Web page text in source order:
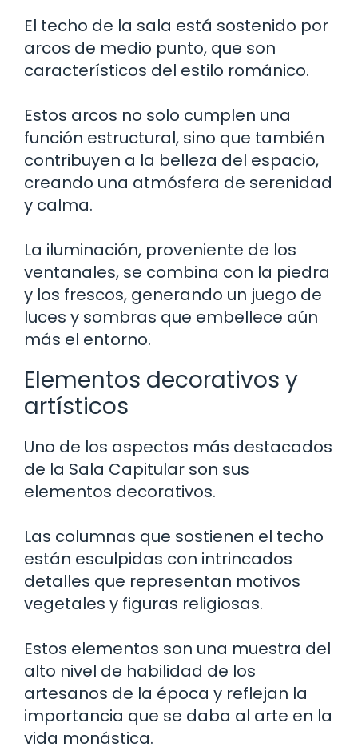
El techo de la sala está sostenido por
arcos de medio punto, que son
característicos del estilo románico.
Estos arcos no solo cumplen una
función estructural, sino que también
contribuyen a la belleza del espacio,
creando una atmósfera de serenidad
y calma.
La iluminación, proveniente de los
ventanales, se combina con la piedra
y los frescos, generando un juego de
luces y sombras que embellece aún
más el entorno.
Elementos decorativos y
artísticos
Uno de los aspectos más destacados
de la Sala Capitular son sus
elementos decorativos.
Las columnas que sostienen el techo
están esculpidas con intrincados
detalles que representan motivos
vegetales y figuras religiosas.
Estos elementos son una muestra del
alto nivel de habilidad de los
artesanos de la época y reflejan la
importancia que se daba al arte en la
vida monástica.